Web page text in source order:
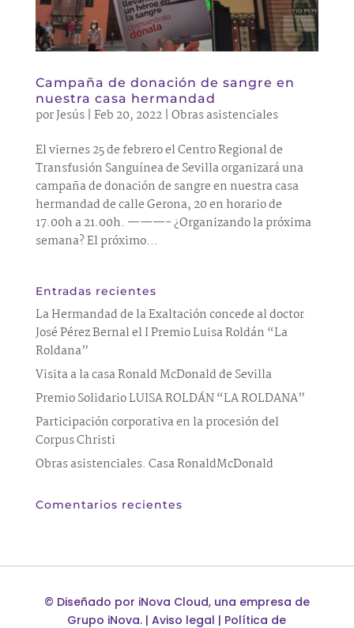
Campaña de donación de sangre en
nuestra casa hermandad
porJesús| Feb 20, 2022| Obras asistenciales
El viernes 25 de febrero el Centro Regional de
Transfusión Sanguínea de Sevilla organizará una
campaña de donación de sangre en nuestra casa
hermandad de calle Gerona, 20 en horario de
17.00h a 21.00h. ———- ¿Organizando la próxima
semana? El próximo...
Entradas recientes
La Hermandad de la Exaltación concede al doctor
José Pérez Bernal el I Premio Luisa Roldán “La
Roldana”
Visita a la casa Ronald McDonald de Sevilla
Premio Solidario LUISA ROLDÁN “LA ROLDANA”
Participación corporativa en la procesión del
Corpus Christi
Obras asistenciales. Casa RonaldMcDonald
Comentarios recientes
© Diseñado por iNova Cloud, una empresa de
Grupo iNova. |Aviso legal | Política de